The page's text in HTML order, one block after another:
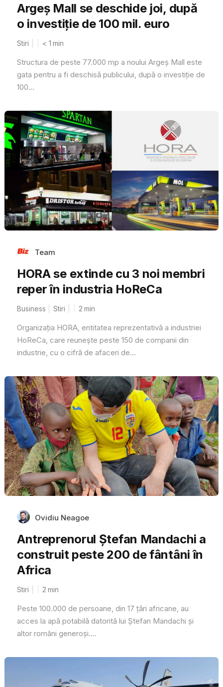
Argeș Mall se deschide joi, după
o investiție de 100 mil. euro
Stiri < 1 min
Structura de peste 77.000 mp a noului Argeș Mall este
gata pentru a fi deschisă publicului, după o investiție de
100...
Team
HORA se extinde cu 3 noi membri
reper în industria HoReCa
Business Stiri 2 min
Organizația HORA, entitatea reprezentativă a industriei
HoReCa, care reunește peste 150 de companii din
industrie, cu o cifră de afaceri de...
Ovidiu Neagoe
Antreprenorul Ștefan Mandachi a
construit peste 200 de fântâni în
Africa
Stiri 2 min
Peste 100.000 de persoane, din 17 țări africane, au
acces la apă potabilă datorită lui Ștefan Mandachi și
altor români generoși....